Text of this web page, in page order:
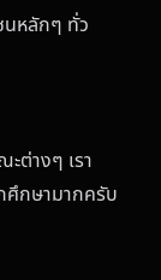
นหลักๆ ทั่ว
ต่างๆ เรา
ศึกษามากครับ